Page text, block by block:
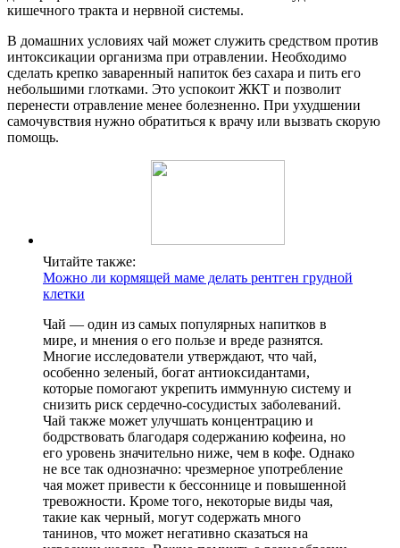
кишечного тракта и нервной системы.
В домашних условиях чай может служить средством против
интоксикации организма при отравлении. Необходимо
сделать крепко заваренный напиток без сахара и пить его
небольшими глотками. Это успокоит ЖКТ и позволит
перенести отравление менее болезненно. При ухудшении
самочувствия нужно обратиться к врачу или вызвать скорую
помощь.
Читайте также:
Можно ли кормящей маме делать рентген грудной
клетки
Чай — один из самых популярных напитков в
мире, и мнения о его пользе и вреде разнятся.
Многие исследователи утверждают, что чай,
особенно зеленый, богат антиоксидантами,
которые помогают укрепить иммунную систему и
снизить риск сердечно-сосудистых заболеваний.
Чай также может улучшать концентрацию и
бодрствовать благодаря содержанию кофеина, но
его уровень значительно ниже, чем в кофе. Однако
не все так однозначно: чрезмерное употребление
чая может привести к бессоннице и повышенной
тревожности. Кроме того, некоторые виды чая,
такие как черный, могут содержать много
танинов, что может негативно сказаться на